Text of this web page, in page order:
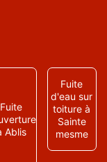
Fuite
Ablis
Fuite
d'eau sur
toiture à
Sainte
mesme